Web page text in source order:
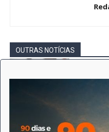
OUTRAS NOTÍCIAS
Bebê
socorro e